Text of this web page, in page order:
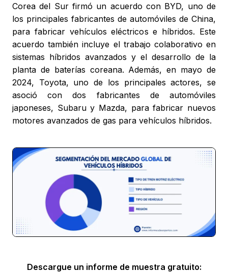
Corea del Sur firmó un acuerdo con BYD, uno de
los principales fabricantes de automóviles de China,
para fabricar vehículos eléctricos e híbridos. Este
acuerdo también incluye el trabajo colaborativo en
sistemas híbridos avanzados y el desarrollo de la
planta de baterías coreana. Además, en mayo de
2024, Toyota, uno de los principales actores, se
asoció con dos fabricantes de automóviles
japoneses, Subaru y Mazda, para fabricar nuevos
motores avanzados de gas para vehículos híbridos.
Descargue un informe de muestra gratuito: